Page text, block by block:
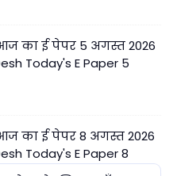
का ई पेपर 5 अगस्त 2026
Today's E Paper 5
का ई पेपर 8 अगस्त 2026
Today's E Paper 8